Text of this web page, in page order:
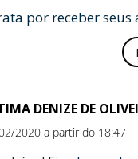
por receber seus
DENIZE DE
2020 a partir do 18:47